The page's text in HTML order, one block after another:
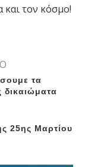
και τον κόσμο!
τα
δικαιώματα
25ης Μαρτίου